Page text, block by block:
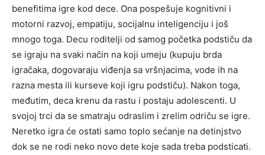
benefitima igre kod dece. Ona pospešuje kognitivni i
motorni razvoj, empatiju, socijalnu inteligenciju i još
mnogo toga. Decu roditelji od samog početka podstiču da
se igraju na svaki način na koji umeju (kupuju brda
igračaka, dogovaraju viđenja sa vršnjacima, vode ih na
razna mesta ili kurseve koji igru podstiču). Nakon toga,
međutim, deca krenu da rastu i postaju adolescenti. U
svojoj trci da se smatraju odraslim i zrelim odriču se igre.
Neretko igra će ostati samo toplo sećanje na detinjstvo
dok se ne rodi neko novo dete koje sada treba podsticati.